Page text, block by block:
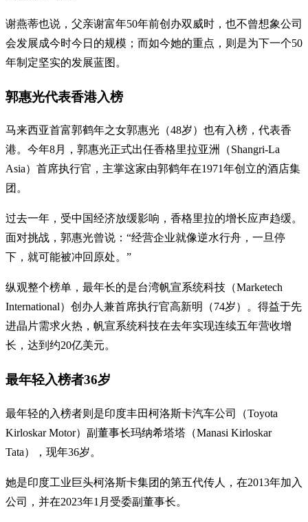
谢燕蒂也说，父亲谢富年50年前创办双威时，也不曾想象公司
会发展成今时今日的规模；而如今她的重点，则是为下一个50
年制定坚实的发展蓝图。
郭惠光代表香港入榜
马来西亚首富郭鹤年之女郭惠光（48岁）也有入榜，代表香
港。今年8月，郭惠光正式出任香格里拉亚洲（Shangri-La
Asia）首席执行官，主掌这家由郭鹤年在1971年创立的酒店集
团。
过去一年，受中国经济放缓影响，香格里拉的增长应声趋缓。
面对挑战，郭惠光曾说：“经营企业就像逆水行舟，一旦停
下，就可能被冲回原处。”
纵观整个榜单，最年长的是台湾帆宣系统科技（Marketech
International）创办人兼首席执行官高新明（74岁）。得益于先
进晶片需求火热，帆宣系统科技在去年实现连续五年营收增
长，达到约20亿美元。
最年轻入榜者36岁
最年轻的入榜者则是印度丰田柯洛斯卡汽车公司（Toyota
Kirloskar Motor）副董事长玛纳希塔塔（Manasi Kirloskar
Tata），现年36岁。
她是印度工业巨头柯洛斯卡集团的第五代传人，在2013年加入
公司，并在2023年1月受委副董事长。